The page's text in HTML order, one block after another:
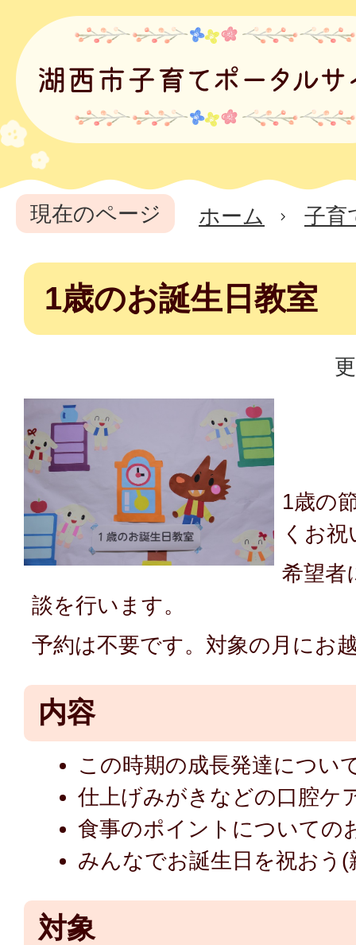
現在のページ ホーム 子育
1歳のお誕生日教室
1歳の
くお
希望者
談を行います。
予約は不要です。対象の月にお
内容
この時期の成長発達につい
仕上げみがきなどの口腔ケ
食事のポイントについての
みんなでお誕生日を祝おう
対象